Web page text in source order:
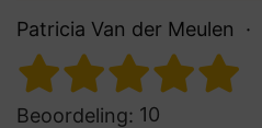
Patricia Van der Meulen
Beoordeling: 10